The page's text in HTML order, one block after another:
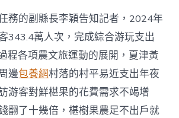
務的副縣長李穎告知記者，2024年
343.4萬人次，完成綜合游玩支出
程各項農文旅運動的展開，夏津黃
邊包養網村落的村平易近支出年夜
游客對鮮椹果的花費需求不竭增
翻了十幾倍，椹樹果農足不出戶就